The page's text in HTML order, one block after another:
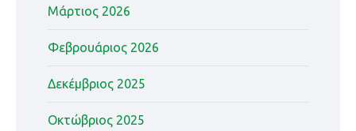
Μάρτιος 2026
Φεβρουάριος 2026
Δεκέμβριος 2025
Οκτώβριος 2025